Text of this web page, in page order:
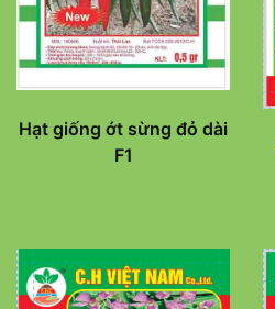
Hạt giống ớt sừng đỏ dài
F1